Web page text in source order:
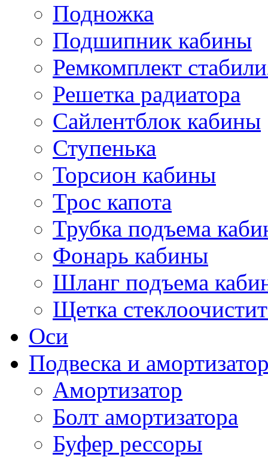
Подножка
Подшипник кабины
Ремкомплект
Решетка радиатора
Сайлентблок кабины
Ступенька
Торсион кабины
Трос капота
Трубка подъема
Фонарь кабины
Шланг подъема
Щетка
Оси
Подвеска и
Амортизатор
Болт амортизатора
Буфер рессоры